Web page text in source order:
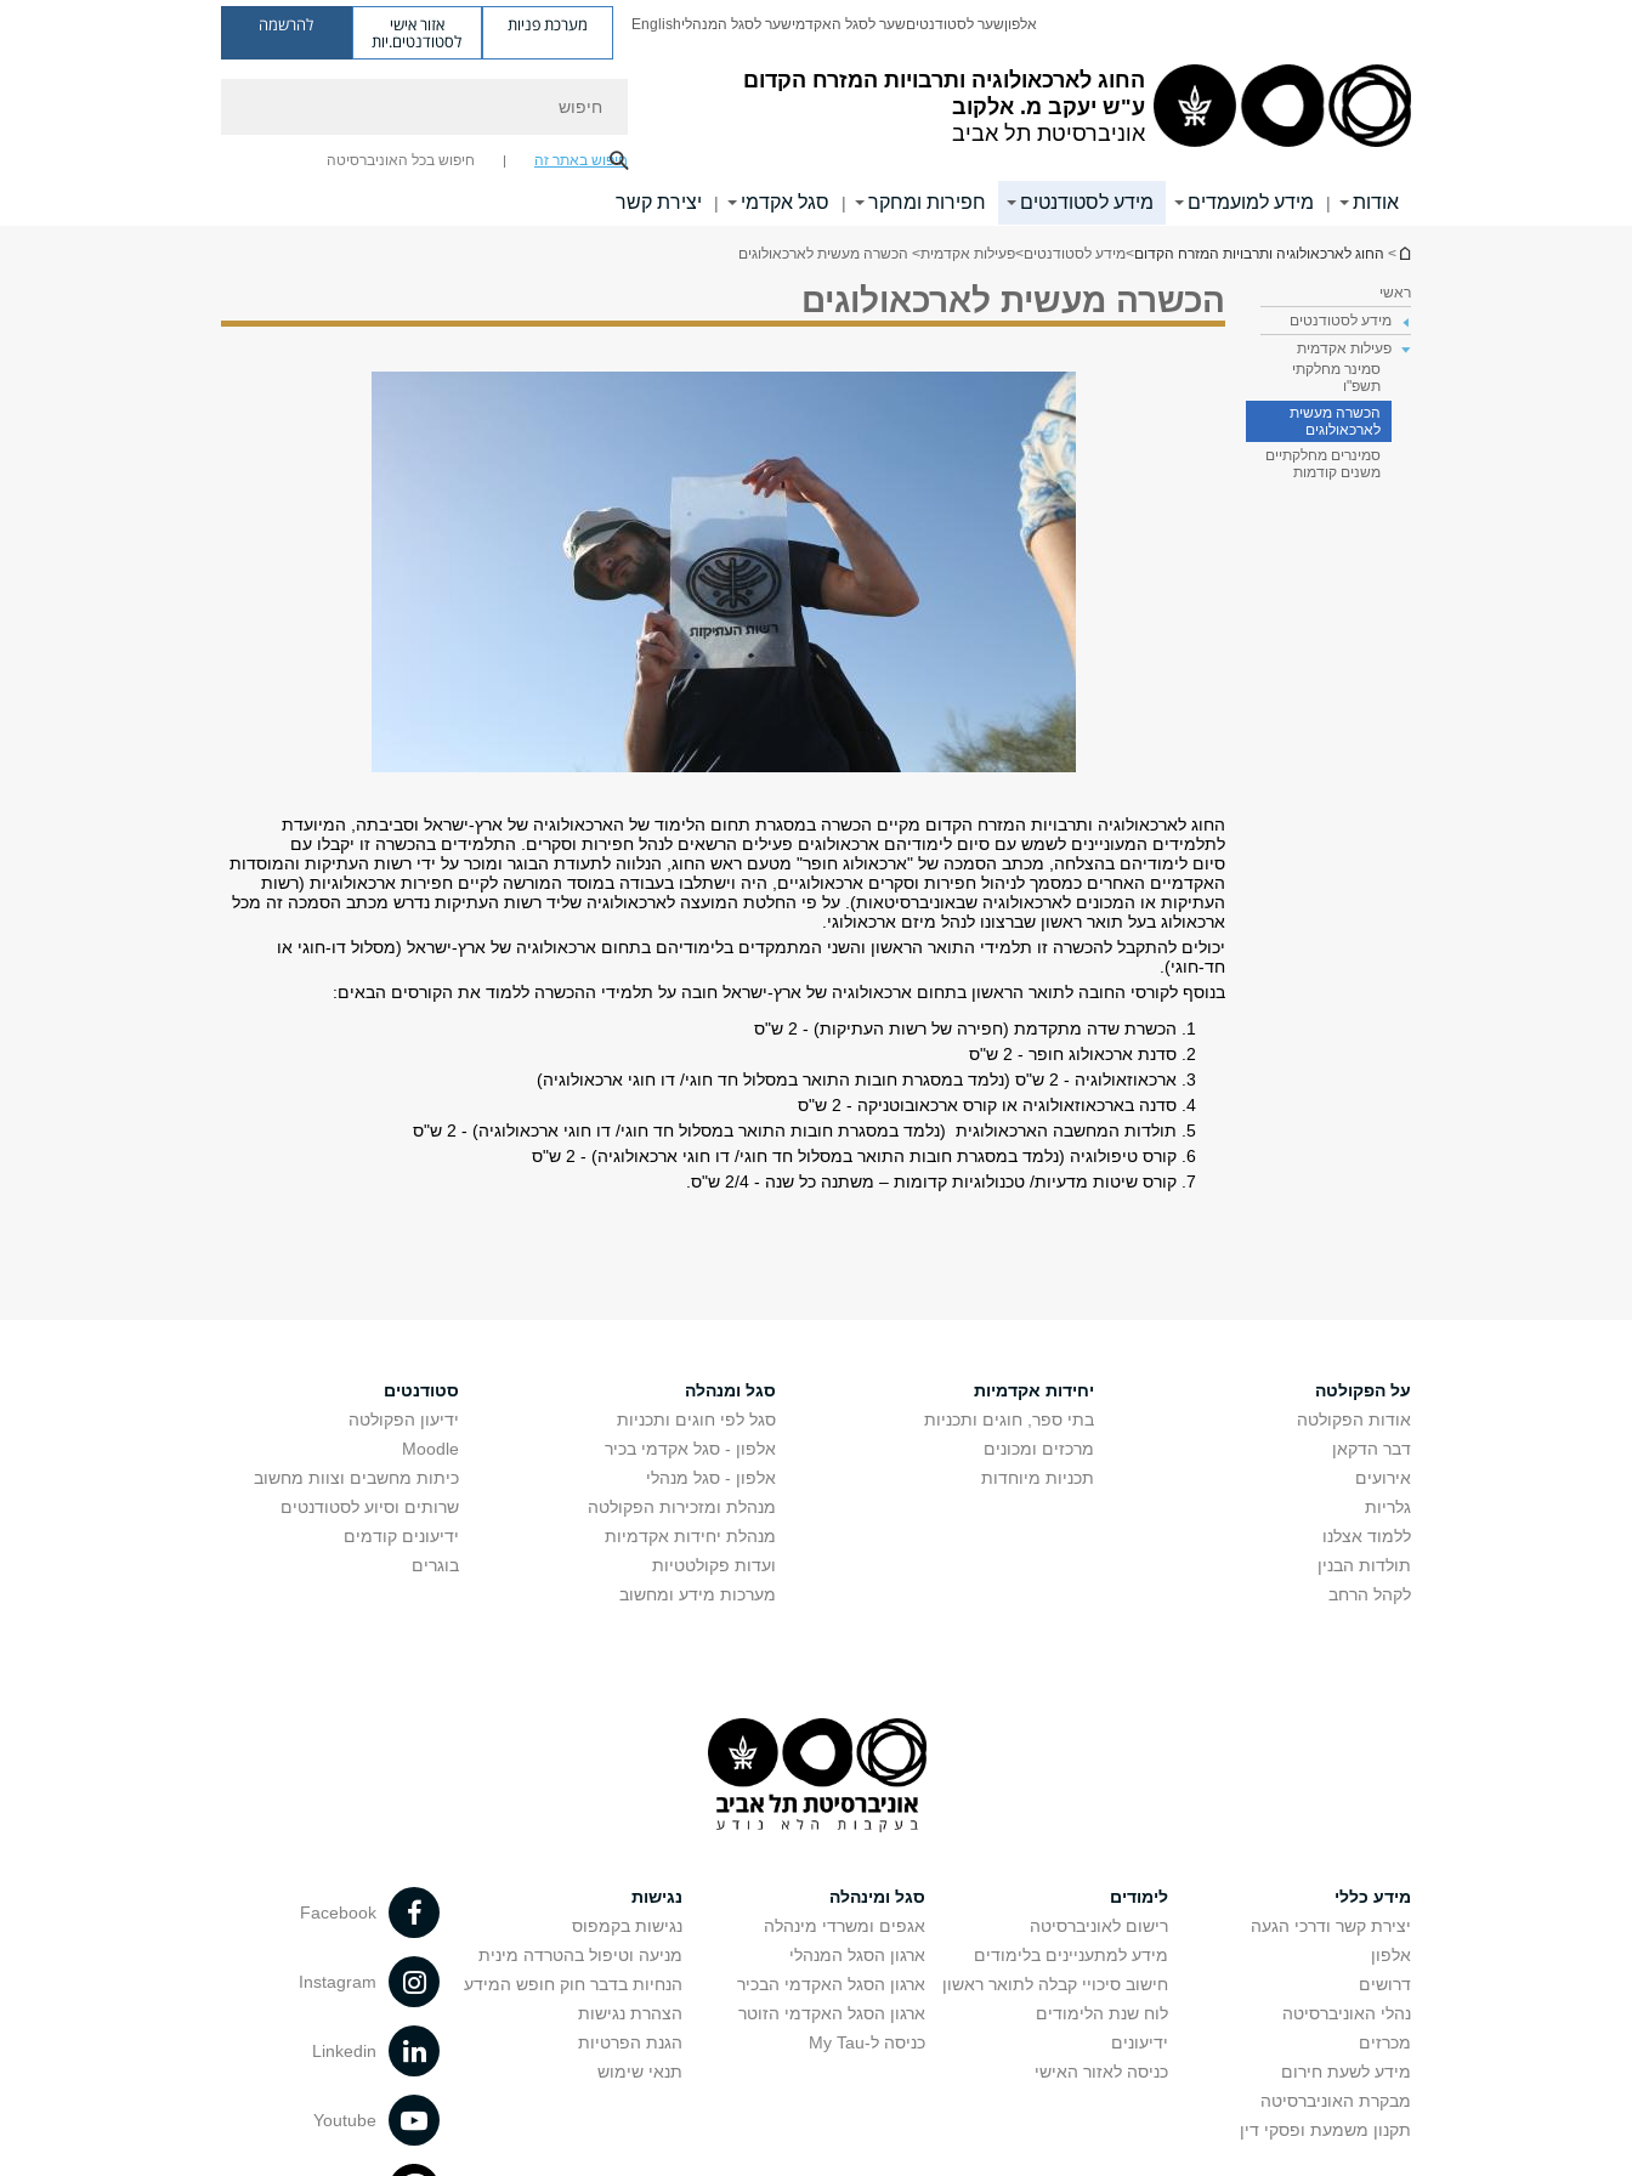
החוג לארכאולוגיה ותרבויות המזרח הקדום
ע"ש יעקב מ. אלקוב
אוניברסיטת תל אביב
אלפוןשער לסטודנטיםשער לסגל האקדמישער לסגל המנהליEnglish מערכת פניות אזור אישי
לסטודנטים.יות
להרשמה
חיפוש באתר זה חיפוש בכל האוניברסיטה
אודות | מידע למועמדים מידע לסטודנטים חפירות ומחקר | סגל אקדמי | יצירת קשר
הינך נמצא כאן
> החוג לארכאולוגיה ותרבויות המזרח הקדום>מידע לסטודנטים>פעילות אקדמית> הכשרה מעשית לארכאולוגים
ראשי
מידע לסטודנטים
פעילות אקדמית
סמינר מחלקתי
תשפ"ו
הכשרה מעשית
לארכאולוגים
סמינרים מחלקתיים
משנים קודמות
הכשרה מעשית לארכאולוגים
החוג לארכאולוגיה ותרבויות המזרח הקדום מקיים הכשרה במסגרת תחום הלימוד של הארכאולוגיה של ארץ-ישראל וסביבתה, המיועדת
לתלמידים המעוניינים לשמש עם סיום לימודיהם ארכאולוגים פעילים הרשאים לנהל חפירות וסקרים. התלמידים בהכשרה זו יקבלו עם
סיום לימודיהם בהצלחה, מכתב הסמכה של "ארכאולוג חופר" מטעם ראש החוג, הנלווה לתעודת הבוגר ומוכר על ידי רשות העתיקות והמוסדות
האקדמיים האחרים כמסמך לניהול חפירות וסקרים ארכאולוגיים, היה וישתלבו בעבודה במוסד המורשה לקיים חפירות ארכאולוגיות (רשות
העתיקות או המכונים לארכאולוגיה שבאוניברסיטאות). על פי החלטת המועצה לארכאולוגיה שליד רשות העתיקות נדרש מכתב הסמכה זה מכל
ארכאולוג בעל תואר ראשון שברצונו לנהל מיזם ארכאולוגי.
יכולים להתקבל להכשרה זו תלמידי התואר הראשון והשני המתמקדים בלימודיהם בתחום ארכאולוגיה של ארץ-ישראל (מסלול דו-חוגי או
חד-חוגי).
בנוסף לקורסי החובה לתואר הראשון בתחום ארכאולוגיה של ארץ-ישראל חובה על תלמידי ההכשרה ללמוד את הקורסים הבאים:
הכשרת שדה מתקדמת (חפירה של רשות העתיקות) - 2 ש"ס
סדנת ארכאולוג חופר - 2 ש"ס
ארכאוזאולוגיה - 2 ש"ס (נלמד במסגרת חובות התואר במסלול חד חוגי/ דו חוגי ארכאולוגיה)
סדנה בארכאוזאולוגיה או קורס ארכאובוטניקה - 2 ש"ס
תולדות המחשבה הארכאולוגית (נלמד במסגרת חובות התואר במסלול חד חוגי/ דו חוגי ארכאולוגיה) - 2 ש"ס
קורס טיפולוגיה (נלמד במסגרת חובות התואר במסלול חד חוגי/ דו חוגי ארכאולוגיה) - 2 ש"ס
קורס שיטות מדעיות/ טכנולוגיות קדומות – משתנה כל שנה - 2/4 ש"ס.
על הפקולטה
אודות הפקולטה
דבר הדקאן
אירועים
גלריות
ללמוד אצלנו
תולדות הבנין
לקהל הרחב
יחידות אקדמיות
בתי ספר, חוגים ותכניות
מרכזים ומכונים
תכניות מיוחדות
סגל ומנהלה
סגל לפי חוגים ותכניות
אלפון - סגל אקדמי בכיר
אלפון - סגל מנהלי
מנהלת ומזכירות הפקולטה
מנהלת יחידות אקדמיות
ועדות פקולטטיות
מערכות מידע ומחשוב
סטודנטים
ידיעון הפקולטה
Moodle
כיתות מחשבים וצוות מחשוב
שרותים וסיוע לסטודנטים
ידיעונים קודמים
בוגרים
מידע כללי
יצירת קשר ודרכי הגעה
אלפון
דרושים
נהלי האוניברסיטה
מכרזים
מידע לשעת חירום
מבקרת האוניברסיטה
תקנון משמעת ופסקי דין
לימודים
רישום לאוניברסיטה
מידע למתעניינים בלימודים
חישוב סיכויי קבלה לתואר ראשון
לוח שנת הלימודים
ידיעונים
כניסה לאזור האישי
סגל ומינהלה
אגפים ומשרדי מינהלה
ארגון הסגל המנהלי
ארגון הסגל האקדמי הבכיר
ארגון הסגל האקדמי הזוטר
כניסה ל-My Tau
נגישות
נגישות בקמפוס
מניעה וטיפול בהטרדה מינית
הנחיות בדבר חוק חופש המידע
הצהרת נגישות
הגנת הפרטיות
תנאי שימוש
Facebook
Instagram
Linkedin
Youtube